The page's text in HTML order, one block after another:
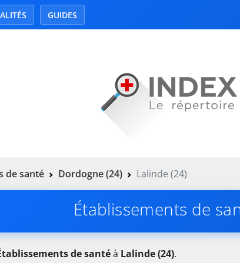
GUIDES
de santé Dordogne (24) Lalinde (24)
Établissements de
de santéà Lalinde (24).